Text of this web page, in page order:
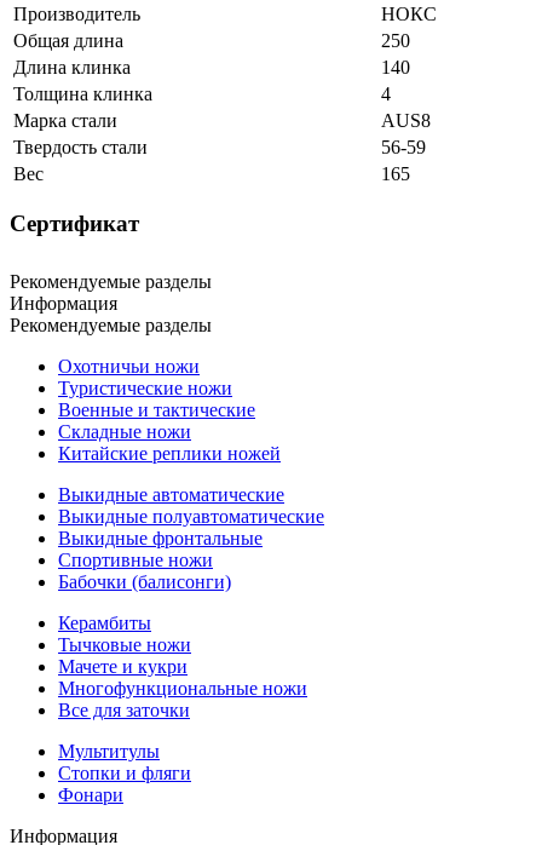
Производитель
НОКС
Общая длина
250
Длина клинка
140
Толщина клинка
4
Марка стали
AUS8
Твердость стали
56-59
Вес
165
Сертификат
Рекомендуемые разделы
Информация
Рекомендуемые разделы
Охотничьи ножи
Туристические ножи
Военные и тактические
Складные ножи
Китайские реплики ножей
Выкидные автоматические
Выкидные полуавтоматические
Выкидные фронтальные
Спортивные ножи
Бабочки (балисонги)
Керамбиты
Тычковые ножи
Мачете и кукри
Многофункциональные ножи
Все для заточки
Мультитулы
Стопки и фляги
Фонари
Информация